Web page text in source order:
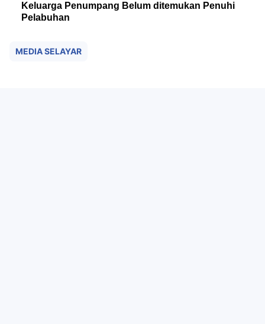
Keluarga Penumpang Belum ditemukan Penuhi
Pelabuhan
MEDIA SELAYAR